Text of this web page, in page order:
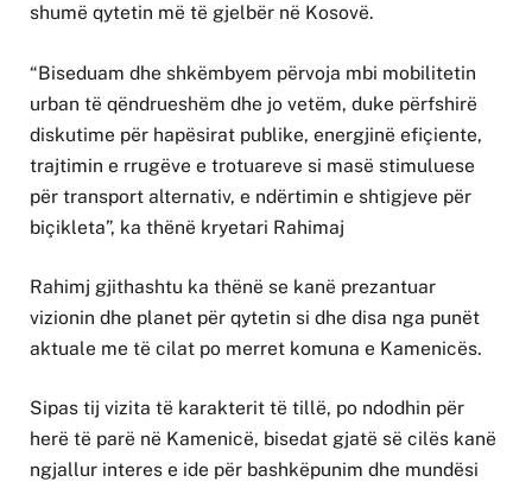
shumë qytetin më të gjelbër në Kosovë.
“Biseduam dhe shkëmbyem përvoja mbi mobilitetin
urban të qëndrueshëm dhe jo vetëm, duke përfshirë
diskutime për hapësirat publike, energjinë efiçiente,
trajtimin e rrugëve e trotuareve si masë stimuluese
për transport alternativ, e ndërtimin e shtigjeve për
biçikleta”, ka thënë kryetari Rahimaj
Rahimj gjithashtu ka thënë se kanë prezantuar
vizionin dhe planet për qytetin si dhe disa nga punët
aktuale me të cilat po merret komuna e Kamenicës.
Sipas tij vizita të karakterit të tillë, po ndodhin për
herë të parë në Kamenicë, bisedat gjatë së cilës kanë
ngjallur interes e ide për bashkëpunim dhe mundësi